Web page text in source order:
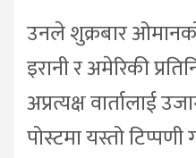
उनले शुक्रबार
इरानी र अमेरिकी
अप्रत्यक्ष वार्तालाई
पोस्टमा यस्तो